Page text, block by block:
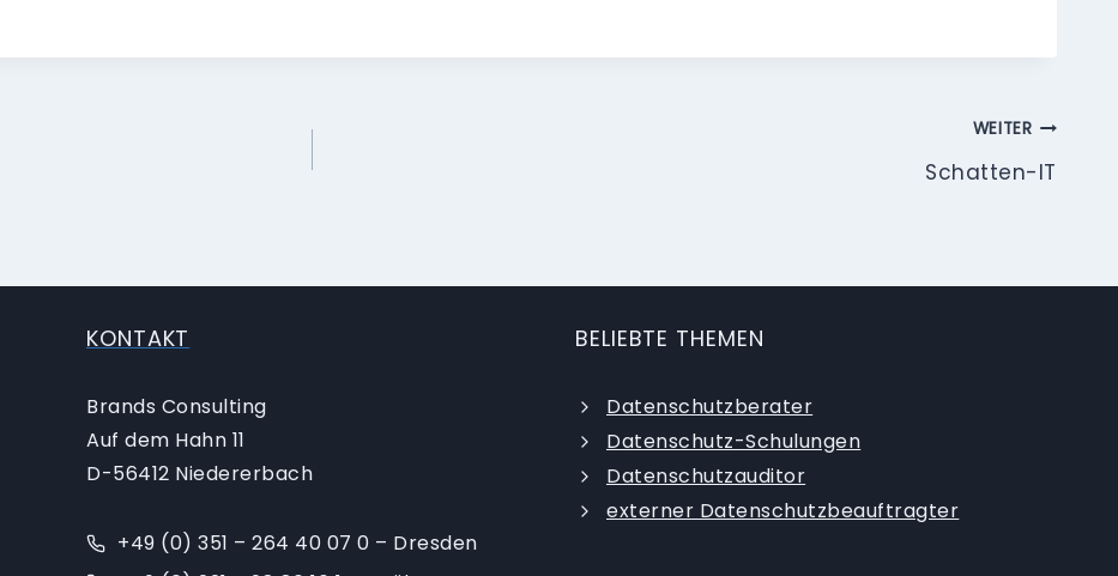
WEITER
Schatten-IT
KONTAKT
Brands Consulting
Auf dem Hahn 11
D-56412 Niedererbach
+49 (0) 351 – 264 40 07 0 – Dresden
BELIEBTE THEMEN
Datenschutzberater
Datenschutz-Schulungen
Datenschutzauditor
externer Datenschutzbeauftragter